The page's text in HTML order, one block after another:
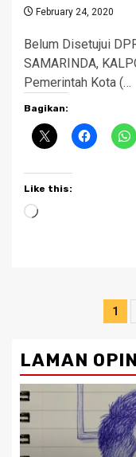
February 24, 2020
Belum Disetujui
SAMARINDA,
Pemerintah Kota (…
Bagikan:
Like this:
Loading…
1
LAMAN